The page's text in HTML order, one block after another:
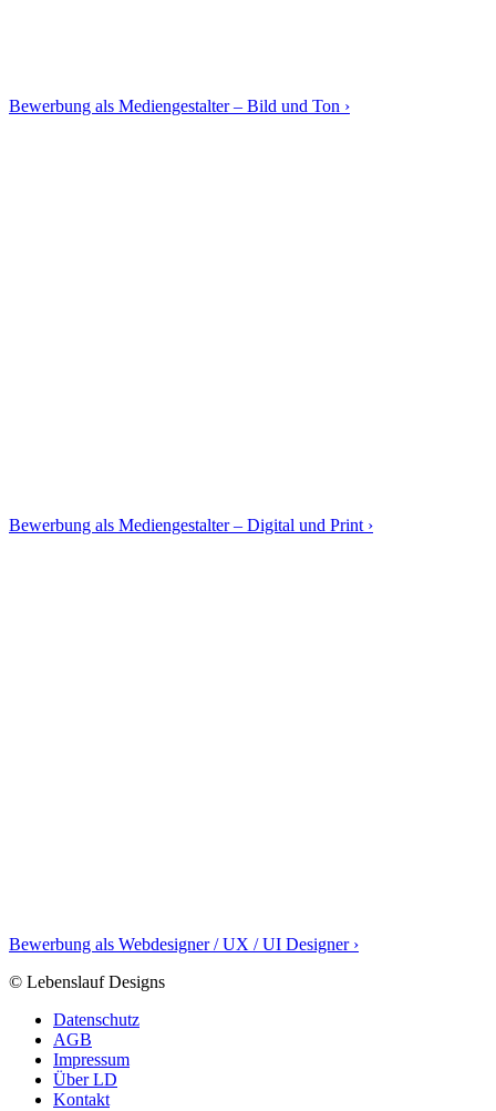
Bewerbung als Mediengestalter – Bild und Ton ›
Bewerbung als Mediengestalter – Digital und Print ›
Bewerbung als Webdesigner / UX / UI Designer ›
© Lebenslauf Designs
Datenschutz
AGB
Impressum
Über LD
Kontakt